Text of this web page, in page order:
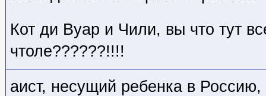
Кот ди Вуар и Чили, вы что тут
чтоле??????!!!!
аист, несущий ребенка в